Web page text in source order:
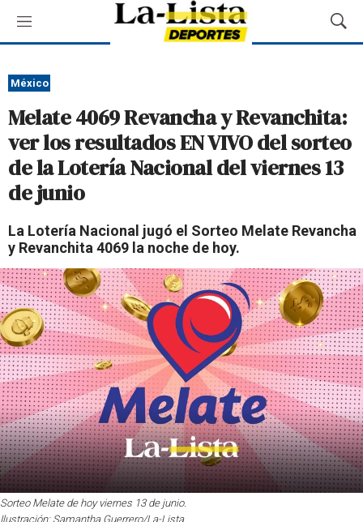
M
e
ú
M
o
a
r
B
ú
e
a
México
Melate 4069 Revancha y Revanchita:
ver los resultados EN VIVO del sorteo
de la Lotería Nacional del viernes 13
de junio
La Lotería Nacional jugó el Sorteo Melate Revancha
y Revanchita 4069 la noche de hoy.
Sorteo Melate de hoy viernes 13 de junio.
Ilustración: Samantha Guerrero/La-Lista